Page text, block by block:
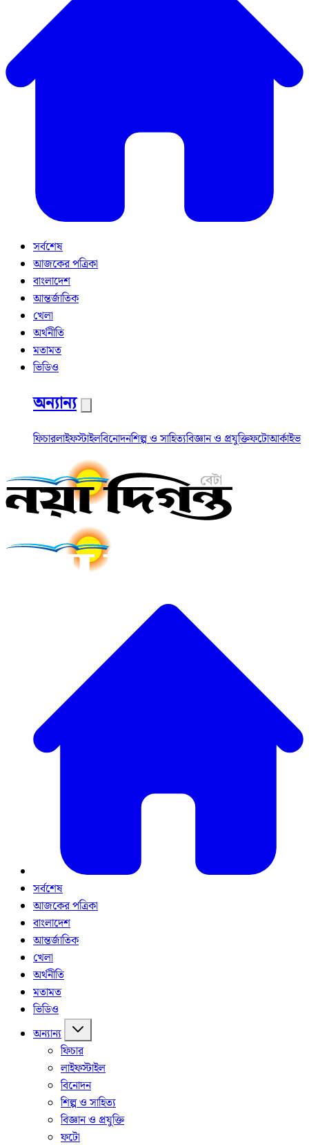
সর্বশেষ
আজকের পত্রিকা
বাংলাদেশ
আন্তর্জাতিক
খেলা
অর্থনীতি
মতামত
ভিডিও
অন্যান্য
ফিচারলাইফস্টাইলবিনোদনশিল্প ও সাহিত্যবিজ্ঞান ও প্রযুক্তিফটোআর্কাইভ
সর্বশেষ
আজকের পত্রিকা
বাংলাদেশ
আন্তর্জাতিক
খেলা
অর্থনীতি
মতামত
ভিডিও
অন্যান্য
ফিচার
লাইফস্টাইল
বিনোদন
শিল্প ও সাহিত্য
বিজ্ঞান ও প্রযুক্তি
ফটো